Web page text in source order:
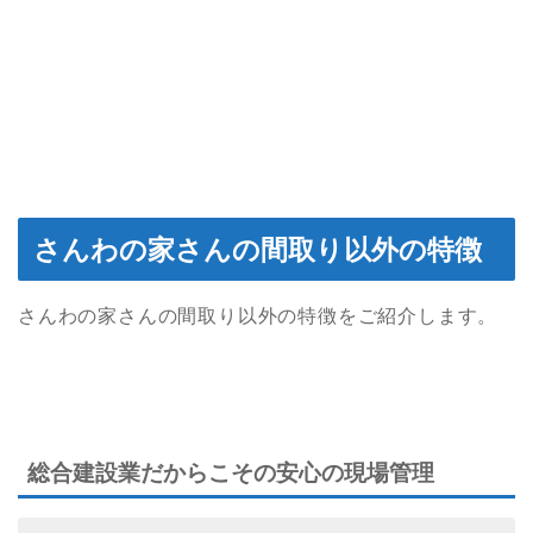
さんわの家さんの間取り以外の特徴
さんわの家さんの間取り以外の特徴をご紹介します。
総合建設業だからこその安心の現場管理